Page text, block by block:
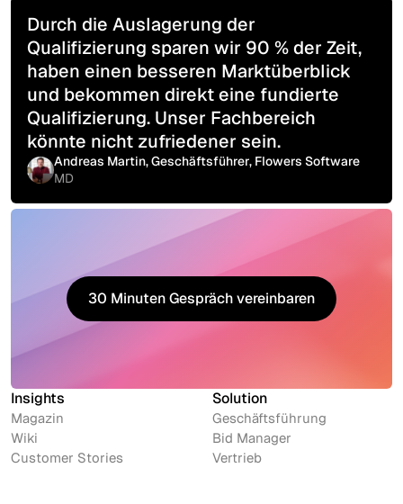
Durch die Auslagerung der
Qualifizierung sparen wir 90 % der Zeit,
haben einen besseren Marktüberblick
und bekommen direkt eine fundierte
Qualifizierung. Unser Fachbereich
könnte nicht zufriedener sein.
Andreas Martin, Geschäftsführer, Flowers Software
MD
30 Minuten Gespräch vereinbaren
30 Minuten Gespräch vereinbaren
Insights
Magazin
Wiki
Customer Stories
Solution
Geschäftsführung
Bid Manager
Vertrieb